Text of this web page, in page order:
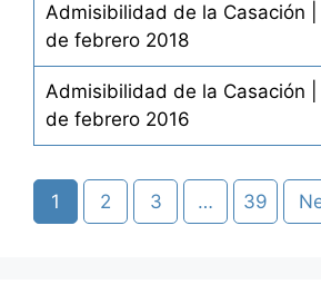
Admisibilidad de la Casación |
de febrero 2018
Admisibilidad de la Casación
de febrero 2016
1 2 3 … 39